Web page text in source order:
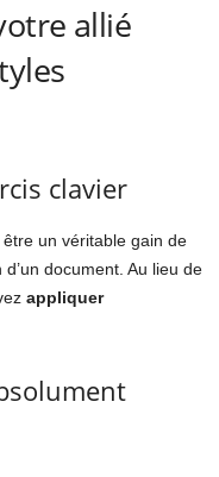
allié
clavier
être un véritable gain de
document. Au lieu de
appliquer